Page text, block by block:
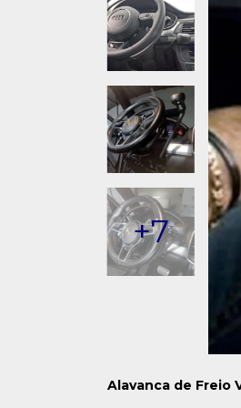
+7
Alavanca de Freio